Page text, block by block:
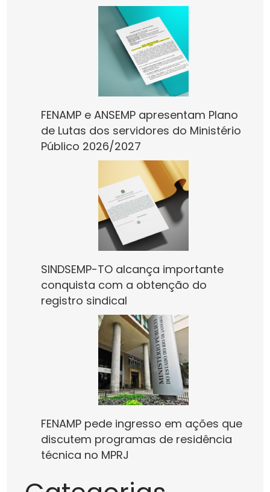
FENAMP e ANSEMP apresentam Plano
de Lutas dos servidores do Ministério
Público 2026/2027
SINDSEMP-TO alcança importante
conquista com a obtenção do
registro sindical
FENAMP pede ingresso em ações que
discutem programas de residência
técnica no MPRJ